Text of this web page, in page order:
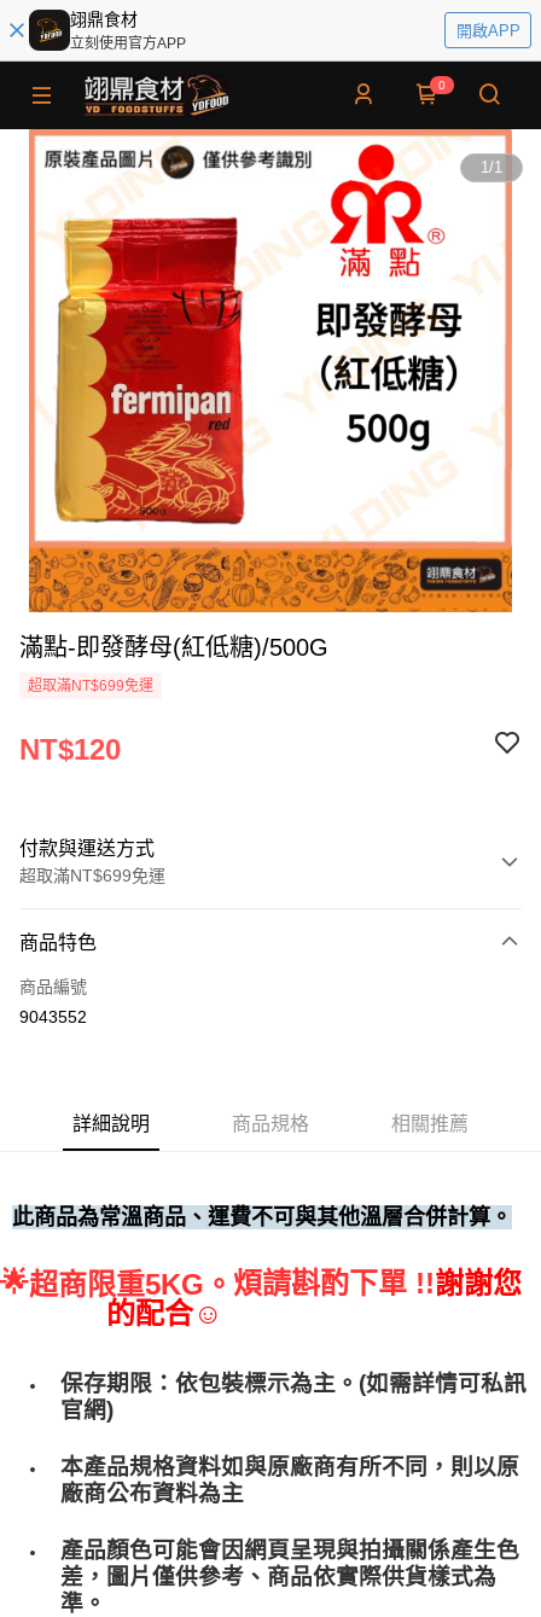
翊鼎食材
立刻使用官方APP
開啟APP
0
1/1
滿點-即發酵母(紅低糖)/500G
超取滿NT$699免運
NT$120
付款與運送方式
超取滿NT$699免運
信用卡一次付款
Apple Pay
每筆NT$60，滿NT$699(含以上)免運費
每筆NT$60，滿NT$699(含以上)免運費
每筆NT$250
商品特色
商品編號
9043552
詳細說明 商品規格 相關推薦
此商品為常溫商品、運費不可與其他溫層合併計算。
🌟超商限重5KG。 煩請斟酌下單 !!謝謝您
的配合☺
保存期限：依包裝標示為主。(如需詳情可私訊
官網)
本產品規格資料如與原廠商有所不同，則以原
廠商公布資料為主
產品顏色可能會因網頁呈現與拍攝關係產生色
差，圖片僅供參考、商品依實際供貨樣式為
準。